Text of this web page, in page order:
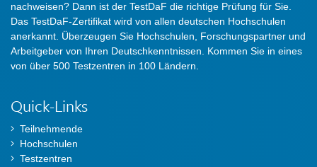
nachweisen? Dann ist der TestDaF die richtige Prüfung für Sie.
Das TestDaF-Zertifikat wird von allen deutschen Hochschulen
anerkannt. Überzeugen Sie Hochschulen, Forschungspartner und
Arbeitgeber von Ihren Deutschkenntnissen. Kommen Sie in eines
von über 500 Testzentren in 100 Ländern.
Quick-Links
Teilnehmende
Hochschulen
Testzentren